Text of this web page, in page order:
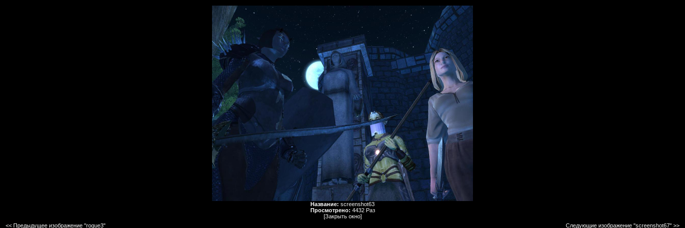
Название: screenshot63
Просмотрено: 4432 Раз
[Закрыть окно]
<< Предыдущее изображение "rogue3"
Следующие изображение "screenshot67" >>